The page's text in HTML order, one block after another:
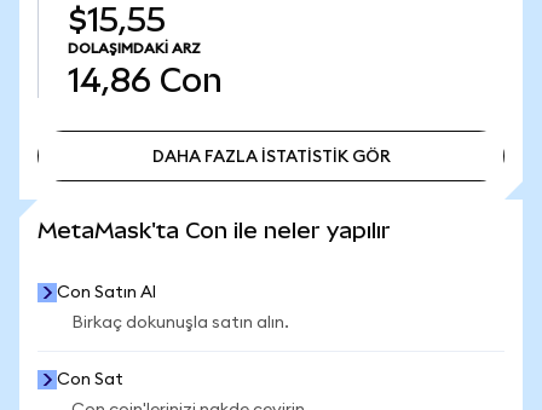
$15,55
DOLAŞIMDAKI ARZ
14,86 Con
DAHA FAZLA İSTATİSTİK GÖR
MetaMask'ta Con ile neler yapılır
Con Satın Al
Birkaç dokunuşla satın alın.
Con Sat